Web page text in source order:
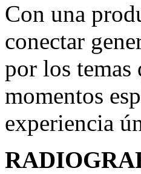
Con una
conectar
por los temas
momentos
experiencia